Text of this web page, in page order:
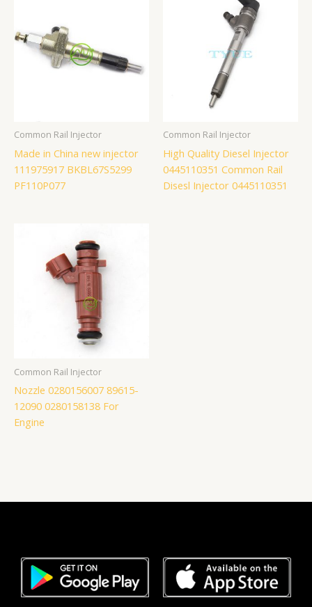
Common Rail Injector
Made in China new injector
111975917 BKBL67S5299
PF110P077
Common Rail Injector
High Quality Diesel Injector
0445110351 Common Rail
Disesl Injector 0445110351
Common Rail Injector
Nozzle 0280156007 89615-
12090 0280158138 For
Engine